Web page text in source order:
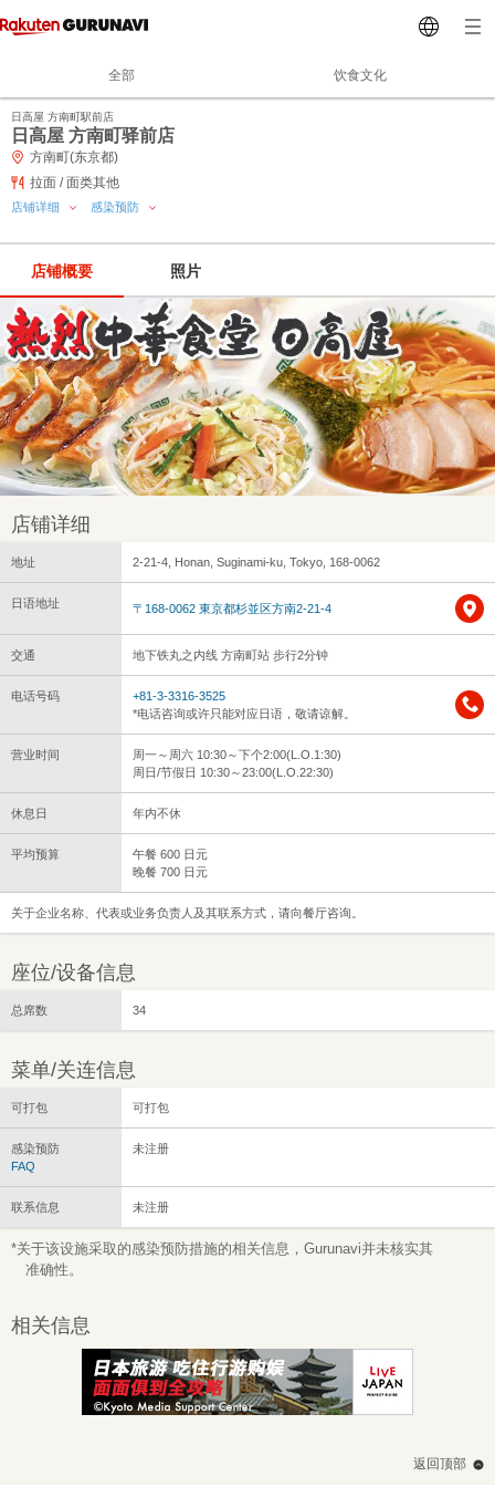
全部 饮食文化
日高屋 方南町駅前店
日高屋 方南町驿前店
方南町(东京都)
拉面 / 面类其他
店铺详细 感染预防
店铺概要 照片
店铺详细
地址 2-21-4, Honan, Suginami-ku, Tokyo, 168-0062
日语地址 〒168-0062 東京都杉並区方南2-21-4
交通 地下铁丸之内线 方南町站 步行2分钟
电话号码
+81-3-3316-3525
*电话咨询或许只能对应日语，敬请谅解。
营业时间
周一～周六 10:30～下个2:00(L.O.1:30)
周日/节假日 10:30～23:00(L.O.22:30)
休息日 年内不休
平均预算
午餐 600 日元
晚餐 700 日元
关于企业名称、代表或业务负责人及其联系方式，请向餐厅咨询。
座位/设备信息
总席数 34
菜单/关连信息
可打包 可打包
感染预防
FAQ
未注册
联系信息 未注册
*关于该设施采取的感染预防措施的相关信息，Gurunavi并未核实其
准确性。
相关信息
返回顶部